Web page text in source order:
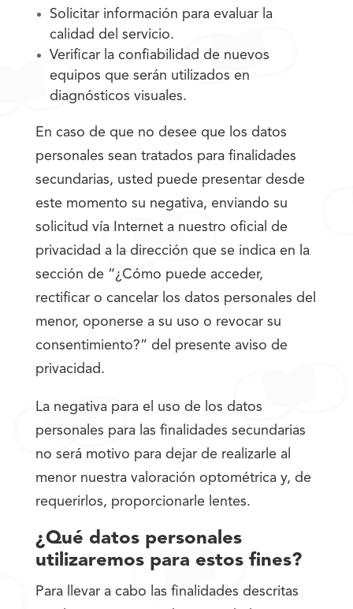
Solicitar información para evaluar la
calidad del servicio.
Verificar la confiabilidad de nuevos
equipos que serán utilizados en
diagnósticos visuales.
En caso de que no desee que los datos
personales sean tratados para finalidades
secundarias, usted puede presentar desde
este momento su negativa, enviando su
solicitud vía Internet a nuestro oficial de
privacidad a la dirección que se indica en la
sección de “¿Cómo puede acceder,
rectificar o cancelar los datos personales del
menor, oponerse a su uso o revocar su
consentimiento?” del presente aviso de
privacidad.
La negativa para el uso de los datos
personales para las finalidades secundarias
no será motivo para dejar de realizarle al
menor nuestra valoración optométrica y, de
requerirlos, proporcionarle lentes.
¿Qué datos personales
utilizaremos para estos fines?
Para llevar a cabo las finalidades descritas